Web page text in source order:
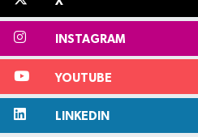
INSTAGRAM
YOUTUBE
LINKEDIN